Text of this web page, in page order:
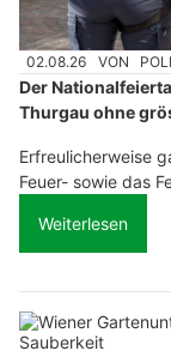
02.08.26 VON
Der
Thurgau ohne
Erfreulicherweise
Feuer- sowie das
Weiterlesen